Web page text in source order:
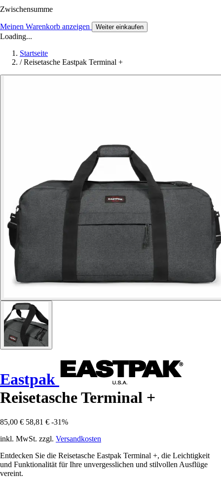
Zwischensumme
Meinen Warenkorb anzeigen Weiter einkaufen
Loading...
Startseite
/ Reisetasche Eastpak Terminal +
Eastpak
Reisetasche Terminal +
85,00 € 58,81 € -31%
inkl. MwSt. zzgl. Versandkosten
Entdecken Sie die Reisetasche Eastpak Terminal +, die Leichtigkeit
und Funktionalität für Ihre unvergesslichen und stilvollen Ausflüge
vereint.